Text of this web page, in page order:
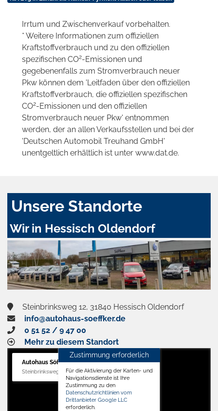
Irrtum und Zwischenverkauf vorbehalten.
* Weitere Informationen zum offiziellen
Kraftstoffverbrauch und zu den offiziellen
spezifischen CO2-Emissionen und
gegebenenfalls zum Stromverbrauch neuer
Pkw können dem 'Leitfaden über den offiziellen
Kraftstoffverbrauch, die offiziellen spezifischen
CO2-Emissionen und den offiziellen
Stromverbrauch neuer Pkw' entnommen
werden, der an allen Verkaufsstellen und bei der
'Deutschen Automobil Treuhand GmbH'
unentgeltlich erhältlich ist unter www.dat.de.
Unsere Standorte
Wir in Hessisch Oldendorf
Steinbrinksweg 12, 31840 Hessisch Oldendorf
info@autohaus-soeffker.de
0 51 52 / 9 47 00
Mehr zu diesem Standort
Autohaus Söffker GmbH
Steinbrinksweg 12, 31840 Hessisch Oldendorf
Zustimmung erforderlich
Für die Aktivierung der Karten- und
Navigationsdienste ist Ihre
Zustimmung zu den
Datenschutzrichtlinien vom
Drittanbieter Google LLC
erforderlich.